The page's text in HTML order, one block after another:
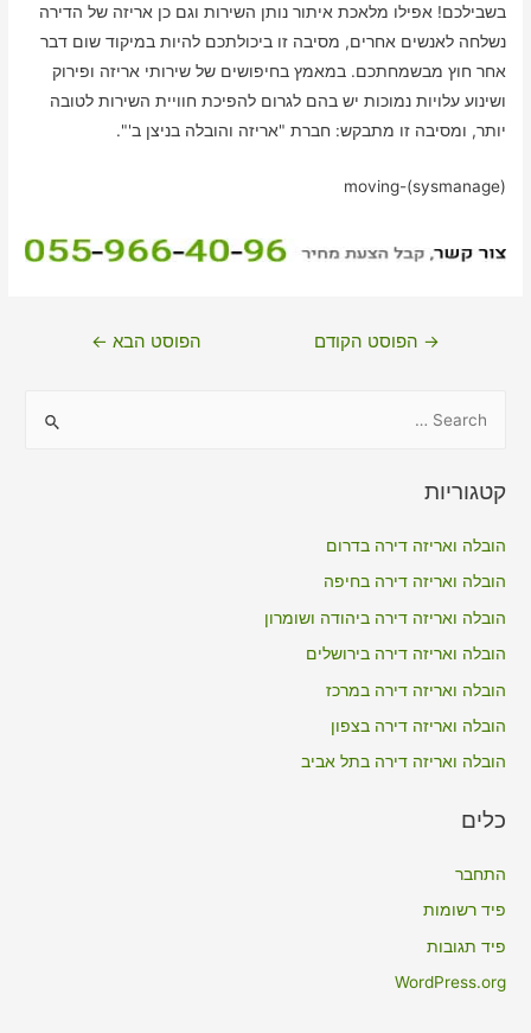
בשבילכם! אפילו מלאכת איתור נותן השירות וגם כן אריזה של הדירה
נשלחה לאנשים אחרים, מסיבה זו ביכולתכם להיות במיקוד שום דבר
אחר חוץ מבשמחתכם. במאמץ בחיפושים של שירותי אריזה ופירוק
ושינוע עלויות נמוכות יש בהם לגרום להפיכת חוויית השירות לטובה
יותר, ומסיבה זו מתבקש: חברת "אריזה והובלה בניצן ב'".
moving-(sysmanage)
ניווט→ הפוסט הקודם הפוסט הבא ←
r
o
r
:
קטגוריות
הובלה ואריזה דירה בדרום
הובלה ואריזה דירה בחיפה
הובלה ואריזה דירה ביהודה ושומרון
הובלה ואריזה דירה בירושלים
הובלה ואריזה דירה במרכז
הובלה ואריזה דירה בצפון
הובלה ואריזה דירה בתל אביב
כלים
התחבר
פיד רשומות
פיד תגובות
WordPress.org